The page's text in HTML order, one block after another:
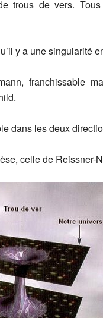
trous de vers.
y a une singularité
franchissable
dans les deux
celle de Reissner-